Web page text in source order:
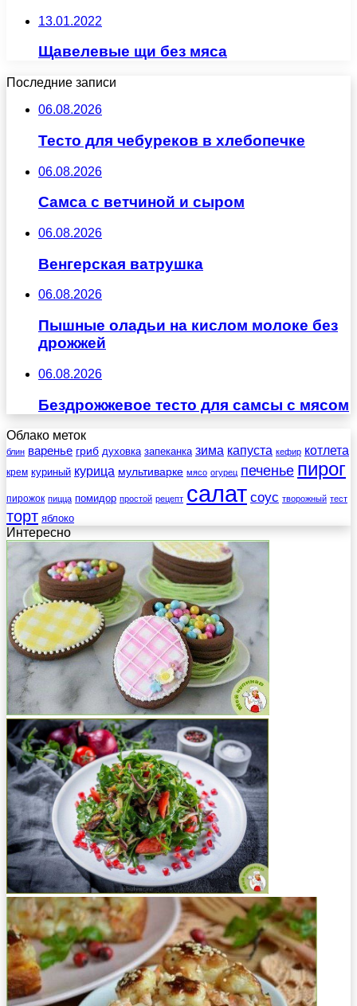
13.01.2022
Щавелевые щи без мяса
Последние записи
06.08.2026
Тесто для чебуреков в хлебопечке
06.08.2026
Самса с ветчиной и сыром
06.08.2026
Венгерская ватрушка
06.08.2026
Пышные оладьи на кислом молоке без
дрожжей
06.08.2026
Бездрожжевое тесто для самсы с мясом
Облако меток
блин варенье гриб духовка запеканка зима капуста кефир котлета
крем куриный курица мультиварке мясо огурец печенье пирог
пирожок пицца помидор простой рецепт салат соус творожный тест
торт яблоко
Интересно